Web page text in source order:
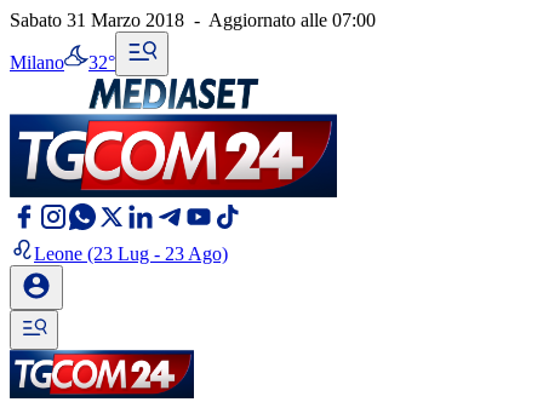
Sabato 31 Marzo 2018 - Aggiornato alle 07:00
Milano 32°
Leone (23 Lug - 23 Ago)